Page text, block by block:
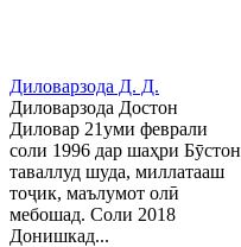
Диловарзода Д. Д.
Диловарзода Достон
Диловар 21уми феврали
соли 1996 дар шаҳри Бӯстон
таваллуд шуда, миллатааш
тоҷик, маълумот олӣ
мебошад. Соли 2018
Донишкад...